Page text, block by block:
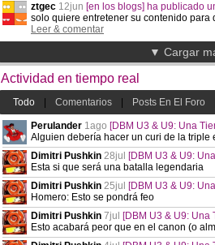
ztgec 12jun [en los blogs] ha publicado
solo quiere entretener su contenido para
Leer & comentar
▼ Cargar
Actividad en tiempo real
Todo Comentarios Posts En El Foro
Perulander 1ago [DBM U3 & U9: Una
Alguien debería hacer un curi de la
Dimitri Pushkin 28jul
[DBM U3 & U9:
Esta si que será una batalla legendaria
Dimitri Pushkin 25jul
[DBM U3 & U9:
Homero: Esto se pondrá feo
Dimitri Pushkin 7jul
[DBM U3 & U9: Una
Esto acabará peor que en el canon (o